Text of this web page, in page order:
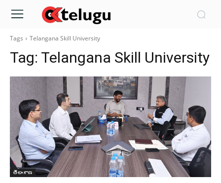
Tags Telangana Skill University
Tag: Telangana Skill University
తెలంగాణ